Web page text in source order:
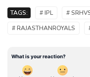
TAGS: # IPL #
# RAJASTHANROYALS